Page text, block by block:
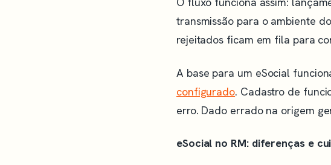
transmissão para o ambiente
rejeitados ficam em fila para
A base para um eSocial
configurado. Cadastro de
erro. Dado errado na origem
eSocial no RM: diferenças e